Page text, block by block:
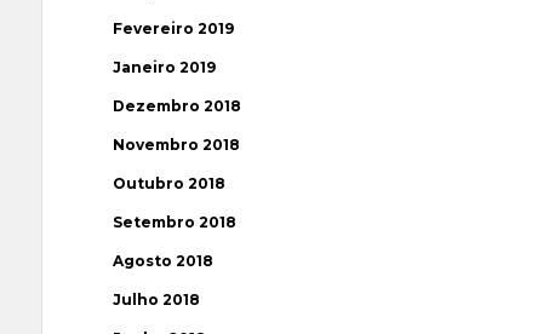
Fevereiro 2019
Janeiro 2019
Dezembro 2018
Novembro 2018
Outubro 2018
Setembro 2018
Agosto 2018
Julho 2018